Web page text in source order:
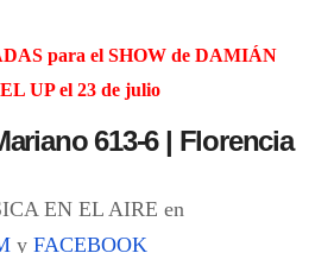
para el SHOW de DAMIÁN
UP el 23 de julio
613-6 | Florencia
EN EL AIRE en
y FACEBOOK